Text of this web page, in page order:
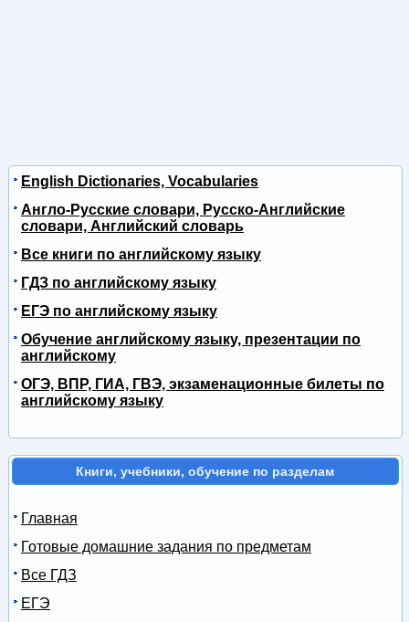
English Dictionaries, Vocabularies
Англо-Русские словари, Русско-Английские
словари, Английский словарь
Все книги по английскому языку
ГДЗ по английскому языку
ЕГЭ по английскому языку
Обучение английскому языку, презентации по
английскому
ОГЭ, ВПР, ГИА, ГВЭ, экзаменационные билеты по
английскому языку
Книги, учебники, обучение по разделам
Главная
Готовые домашние задания по предметам
Все ГДЗ
ЕГЭ